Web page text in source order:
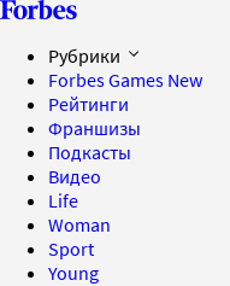
Рубрики
Forbes Games New
Рейтинги
Франшизы
Подкасты
Видео
Life
Woman
Sport
Young